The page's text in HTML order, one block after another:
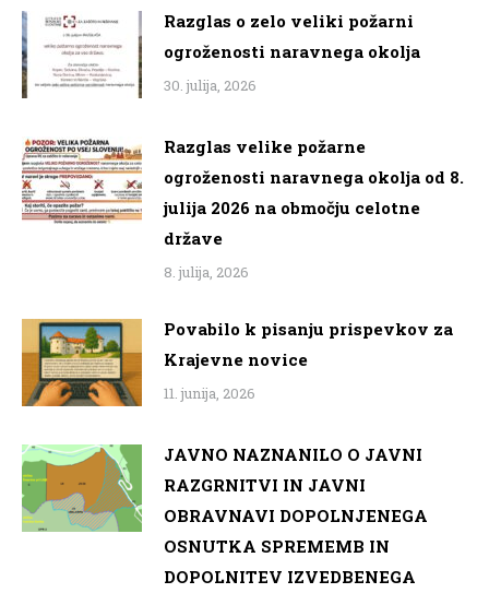
Razglas o zelo veliki požarni
ogroženosti naravnega okolja
30. julija, 2026
Razglas velike požarne
ogroženosti naravnega okolja od 8.
julija 2026 na območju celotne
države
8. julija, 2026
Povabilo k pisanju prispevkov za
Krajevne novice
11. junija, 2026
JAVNO NAZNANILO O JAVNI
RAZGRNITVI IN JAVNI
OBRAVNAVI DOPOLNJENEGA
OSNUTKA SPREMEMB IN
DOPOLNITEV IZVEDBENEGA